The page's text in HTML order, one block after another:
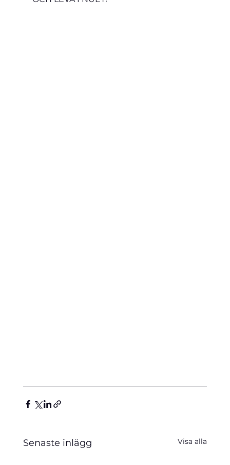
Senaste inlägg Visa alla